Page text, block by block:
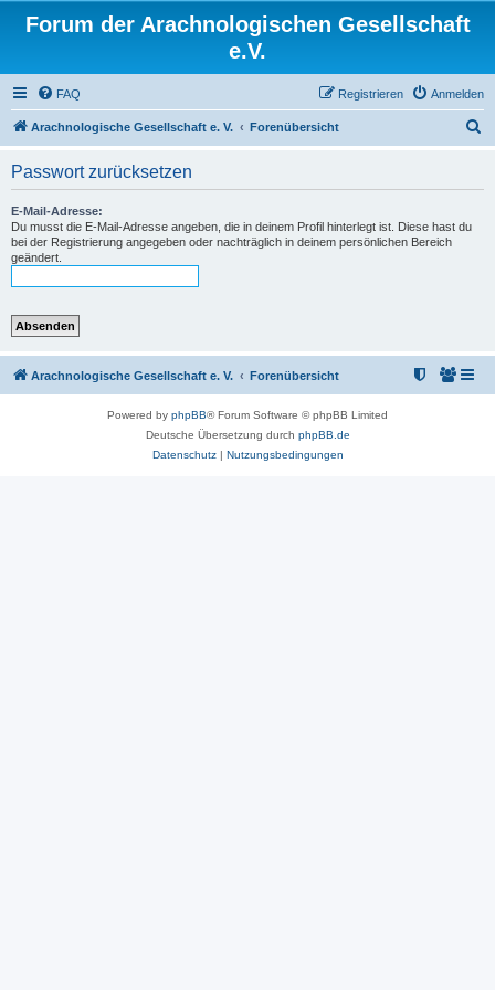
Forum der Arachnologischen Gesellschaft
e.V.
FAQ Anmelden
Registrieren
Arachnologische Gesellschaft e. V. Forenübersicht
Passwort zurücksetzen
E-Mail-Adresse:
Du musst die E-Mail-Adresse angeben, die in deinem Profil hinterlegt ist. Diese hast du
bei der Registrierung angegeben oder nachträglich in deinem persönlichen Bereich
geändert.
Arachnologische Gesellschaft e. V. Forenübersicht
Powered by phpBB® Forum Software © phpBB Limited
Deutsche Übersetzung durch phpBB.de
Datenschutz| Nutzungsbedingungen